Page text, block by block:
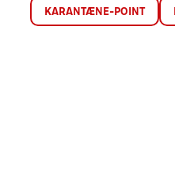
KARANTÆNE-POINT